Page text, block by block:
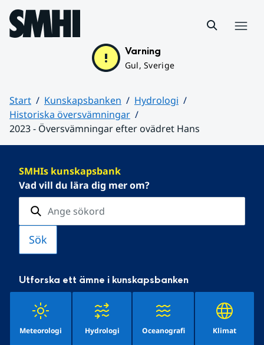
Hoppa till sidans innehåll
Varning
Gul, Sverige
Start Kunskapsbanken
Hydrologi
Historiska översvämningar
2023 - Översvämningar efter ovädret Hans
SMHIs kunskapsbank
Vad vill du lära dig mer om?
Utforska ett ämne i kunskapsbanken
Meteorologi Hydrologi Oceanografi Klimat